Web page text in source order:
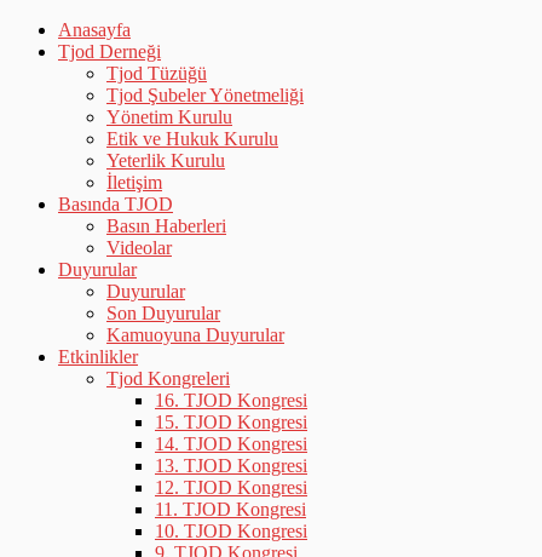
Anasayfa
Tjod Derneği
Tjod Tüzüğü
Tjod Şubeler Yönetmeliği
Yönetim Kurulu
Etik ve Hukuk Kurulu
Yeterlik Kurulu
İletişim
Basında TJOD
Basın Haberleri
Videolar
Duyurular
Duyurular
Son Duyurular
Kamuoyuna Duyurular
Etkinlikler
Tjod Kongreleri
16. TJOD Kongresi
15. TJOD Kongresi
14. TJOD Kongresi
13. TJOD Kongresi
12. TJOD Kongresi
11. TJOD Kongresi
10. TJOD Kongresi
9. TJOD Kongresi